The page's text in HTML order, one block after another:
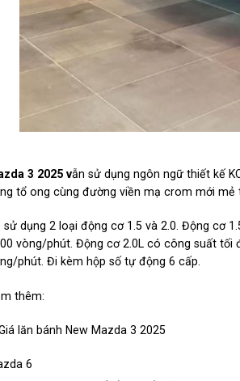
3 2025 vẫn sử dụng ngôn ngữ thiết kế
tổ ong cùng đường viền mạ crom mới
sử dụng 2 loại động cơ 1.5 và 2.0. Động cơ
vòng/phút. Động cơ 2.0L có công suất
phút. Đi kèm hộp số tự động 6 cấp.
thêm:
lăn bánh New Mazda 3 2025
6